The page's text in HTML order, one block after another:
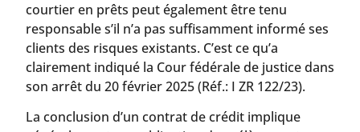
courtier en prêts peut également être tenu
responsable s’il n’a pas suffisamment informé ses
clients des risques existants. C’est ce qu’a
clairement indiqué la Cour fédérale de justice dans
son arrêt du 20 février 2025 (Réf.: I ZR 122/23).
La conclusion d’un contrat de crédit implique